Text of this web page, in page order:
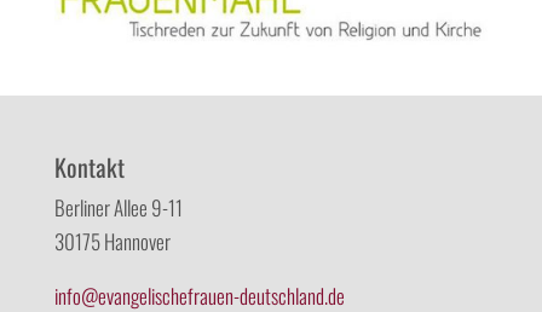
Kontakt
Berliner Allee 9-11
30175 Hannover
info@evangelischefrauen-deutschland.de